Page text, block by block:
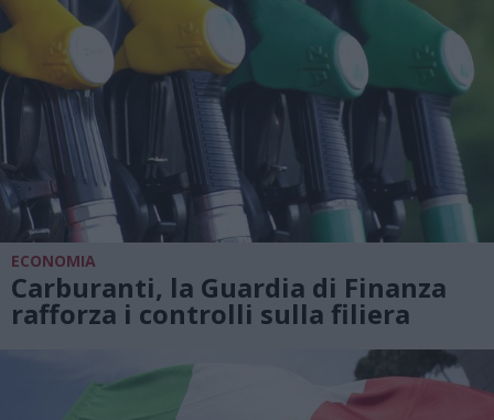
ECONOMIA
Carburanti, la Guardia di Finanza
rafforza i controlli sulla filiera